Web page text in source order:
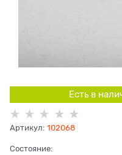
Есть в
Артикул: 102068
Состояние: